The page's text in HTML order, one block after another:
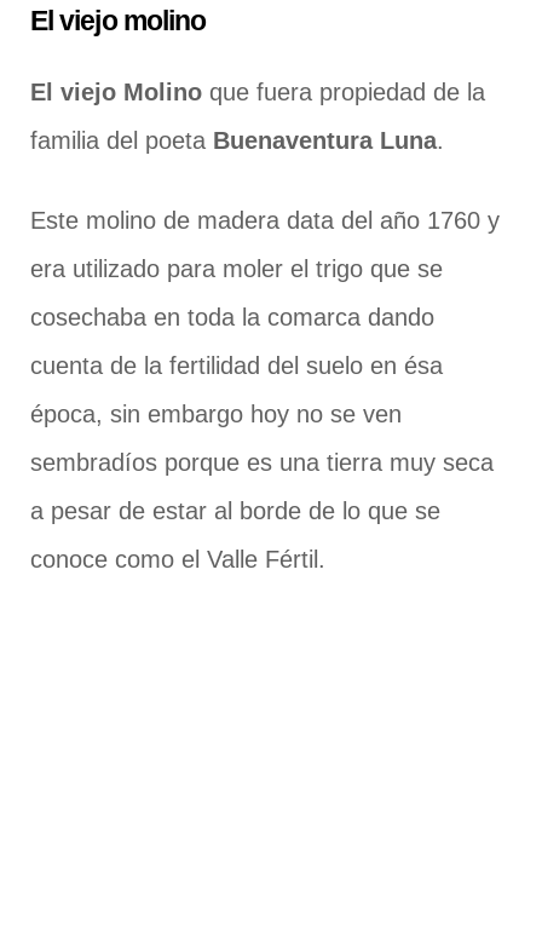
El viejo molino
El viejo Molino que fuera propiedad de la
familia del poeta Buenaventura Luna.
Este molino de madera data del año 1760 y
era utilizado para moler el trigo que se
cosechaba en toda la comarca dando
cuenta de la fertilidad del suelo en ésa
época, sin embargo hoy no se ven
sembradíos porque es una tierra muy seca
a pesar de estar al borde de lo que se
conoce como el Valle Fértil.